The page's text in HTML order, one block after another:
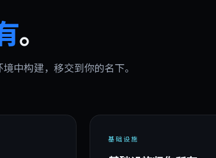
。
中构建，移交到你的名下。
基础设施